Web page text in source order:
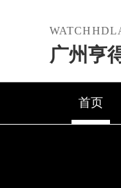
广州亨
首页